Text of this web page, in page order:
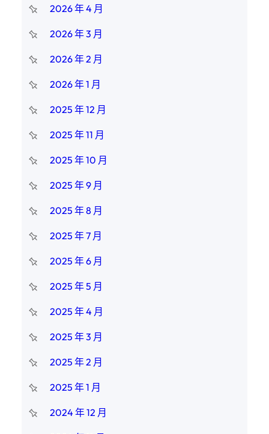
2026 年 4 月
2026 年 3 月
2026 年 2 月
2026 年 1 月
2025 年 12 月
2025 年 11 月
2025 年 10 月
2025 年 9 月
2025 年 8 月
2025 年 7 月
2025 年 6 月
2025 年 5 月
2025 年 4 月
2025 年 3 月
2025 年 2 月
2025 年 1 月
2024 年 12 月